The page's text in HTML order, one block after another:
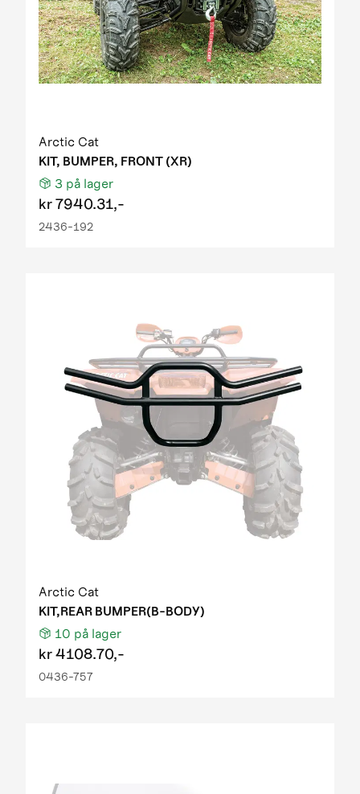
Arctic Cat
KIT, BUMPER, FRONT (XR)
3 på lager
kr7940.31,-
2436-192
Arctic Cat
KIT,REAR BUMPER(B-BODY)
10 på lager
kr4108.70,-
0436-757